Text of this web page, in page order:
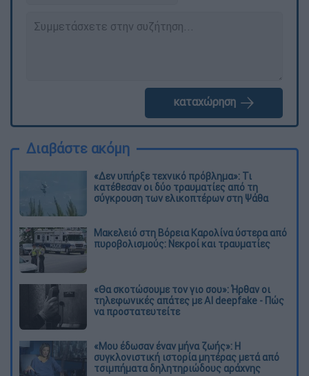
καταχώρηση
Διαβάστε ακόμη
«Δεν υπήρξε τεχνικό πρόβλημα»: Τι
κατέθεσαν οι δύο τραυματίες από τη
σύγκρουση των ελικοπτέρων στη Ψάθα
Μακελειό στη Βόρεια Καρολίνα ύστερα από
πυροβολισμούς: Νεκροί και τραυματίες
«Θα σκοτώσουμε τον γιο σου»: Ήρθαν οι
τηλεφωνικές απάτες με AI deepfake - Πώς
να προστατευτείτε
«Μου έδωσαν έναν μήνα ζωής»: Η
συγκλονιστική ιστορία μητέρας μετά από
τσιμπήματα δηλητηριώδους αράχνης